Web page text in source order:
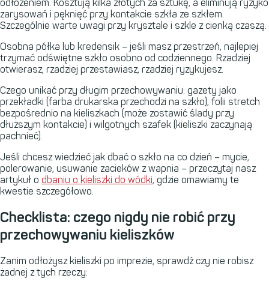
odłożeniem. Kosztują kilka złotych za sztukę, a eliminują ryzyko
zarysowań i pęknięć przy kontakcie szkła ze szkłem.
Szczególnie warte uwagi przy krysztale i szkle z cienką czaszą.
Osobna półka lub kredensik – jeśli masz przestrzeń, najlepiej
trzymać odświętne szkło osobno od codziennego. Rzadziej
otwierasz, rzadziej przestawiasz, rzadziej ryzykujesz.
Czego unikać przy długim przechowywaniu: gazety jako
przekładki (farba drukarska przechodzi na szkło), folii stretch
bezpośrednio na kieliszkach (może zostawić ślady przy
dłuższym kontakcie) i wilgotnych szafek (kieliszki zaczynają
pachnieć).
Jeśli chcesz wiedzieć jak dbać o szkło na co dzień – mycie,
polerowanie, usuwanie zacieków z wapnia – przeczytaj nasz
artykuł o dbaniu o kieliszki do wódki, gdzie omawiamy te
kwestie szczegółowo.
Checklista: czego nigdy nie robić przy
przechowywaniu kieliszków
Zanim odłożysz kieliszki po imprezie, sprawdź czy nie robisz
żadnej z tych rzeczy: